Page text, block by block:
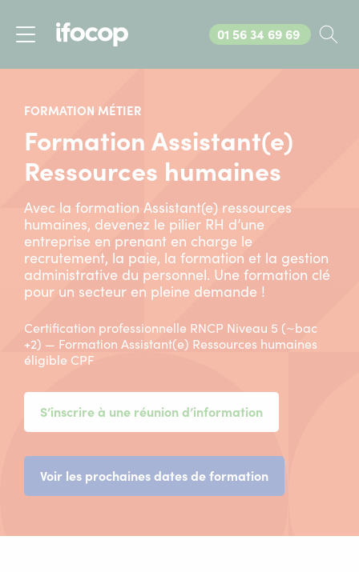
Appelez-nous au
01 56 34 69 69
FORMATION MÉTIER
Formation Assistant(e)
Ressources humaines
Avec la formation Assistant(e) ressources
humaines, devenez le pilier RH d’une
entreprise en prenant en charge le
recrutement, la paie, la formation et la gestion
administrative du personnel. Une formation clé
pour un secteur en pleine demande !
Certification professionnelle RNCP Niveau 5 (~bac
+2) — Formation Assistant(e) Ressources humaines
éligible CPF
S’inscrire à une réunion d’information
Voir les prochaines dates de formation(nouvelle
fenêtre)